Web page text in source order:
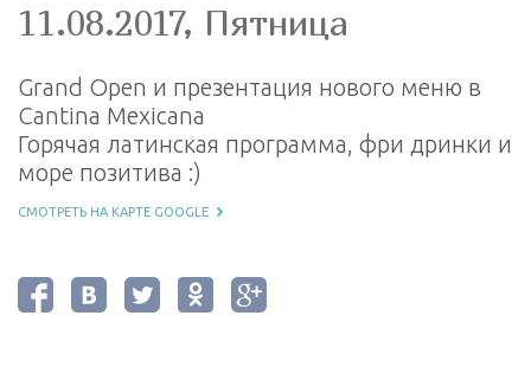
11.08.2017, Пятница
Grand Open и презентация нового меню в
Cantina Mexicana
Горячая латинская программа, фри дринки и
море позитива :)
СМОТРЕТЬ НА КАРТЕ GOOGLE